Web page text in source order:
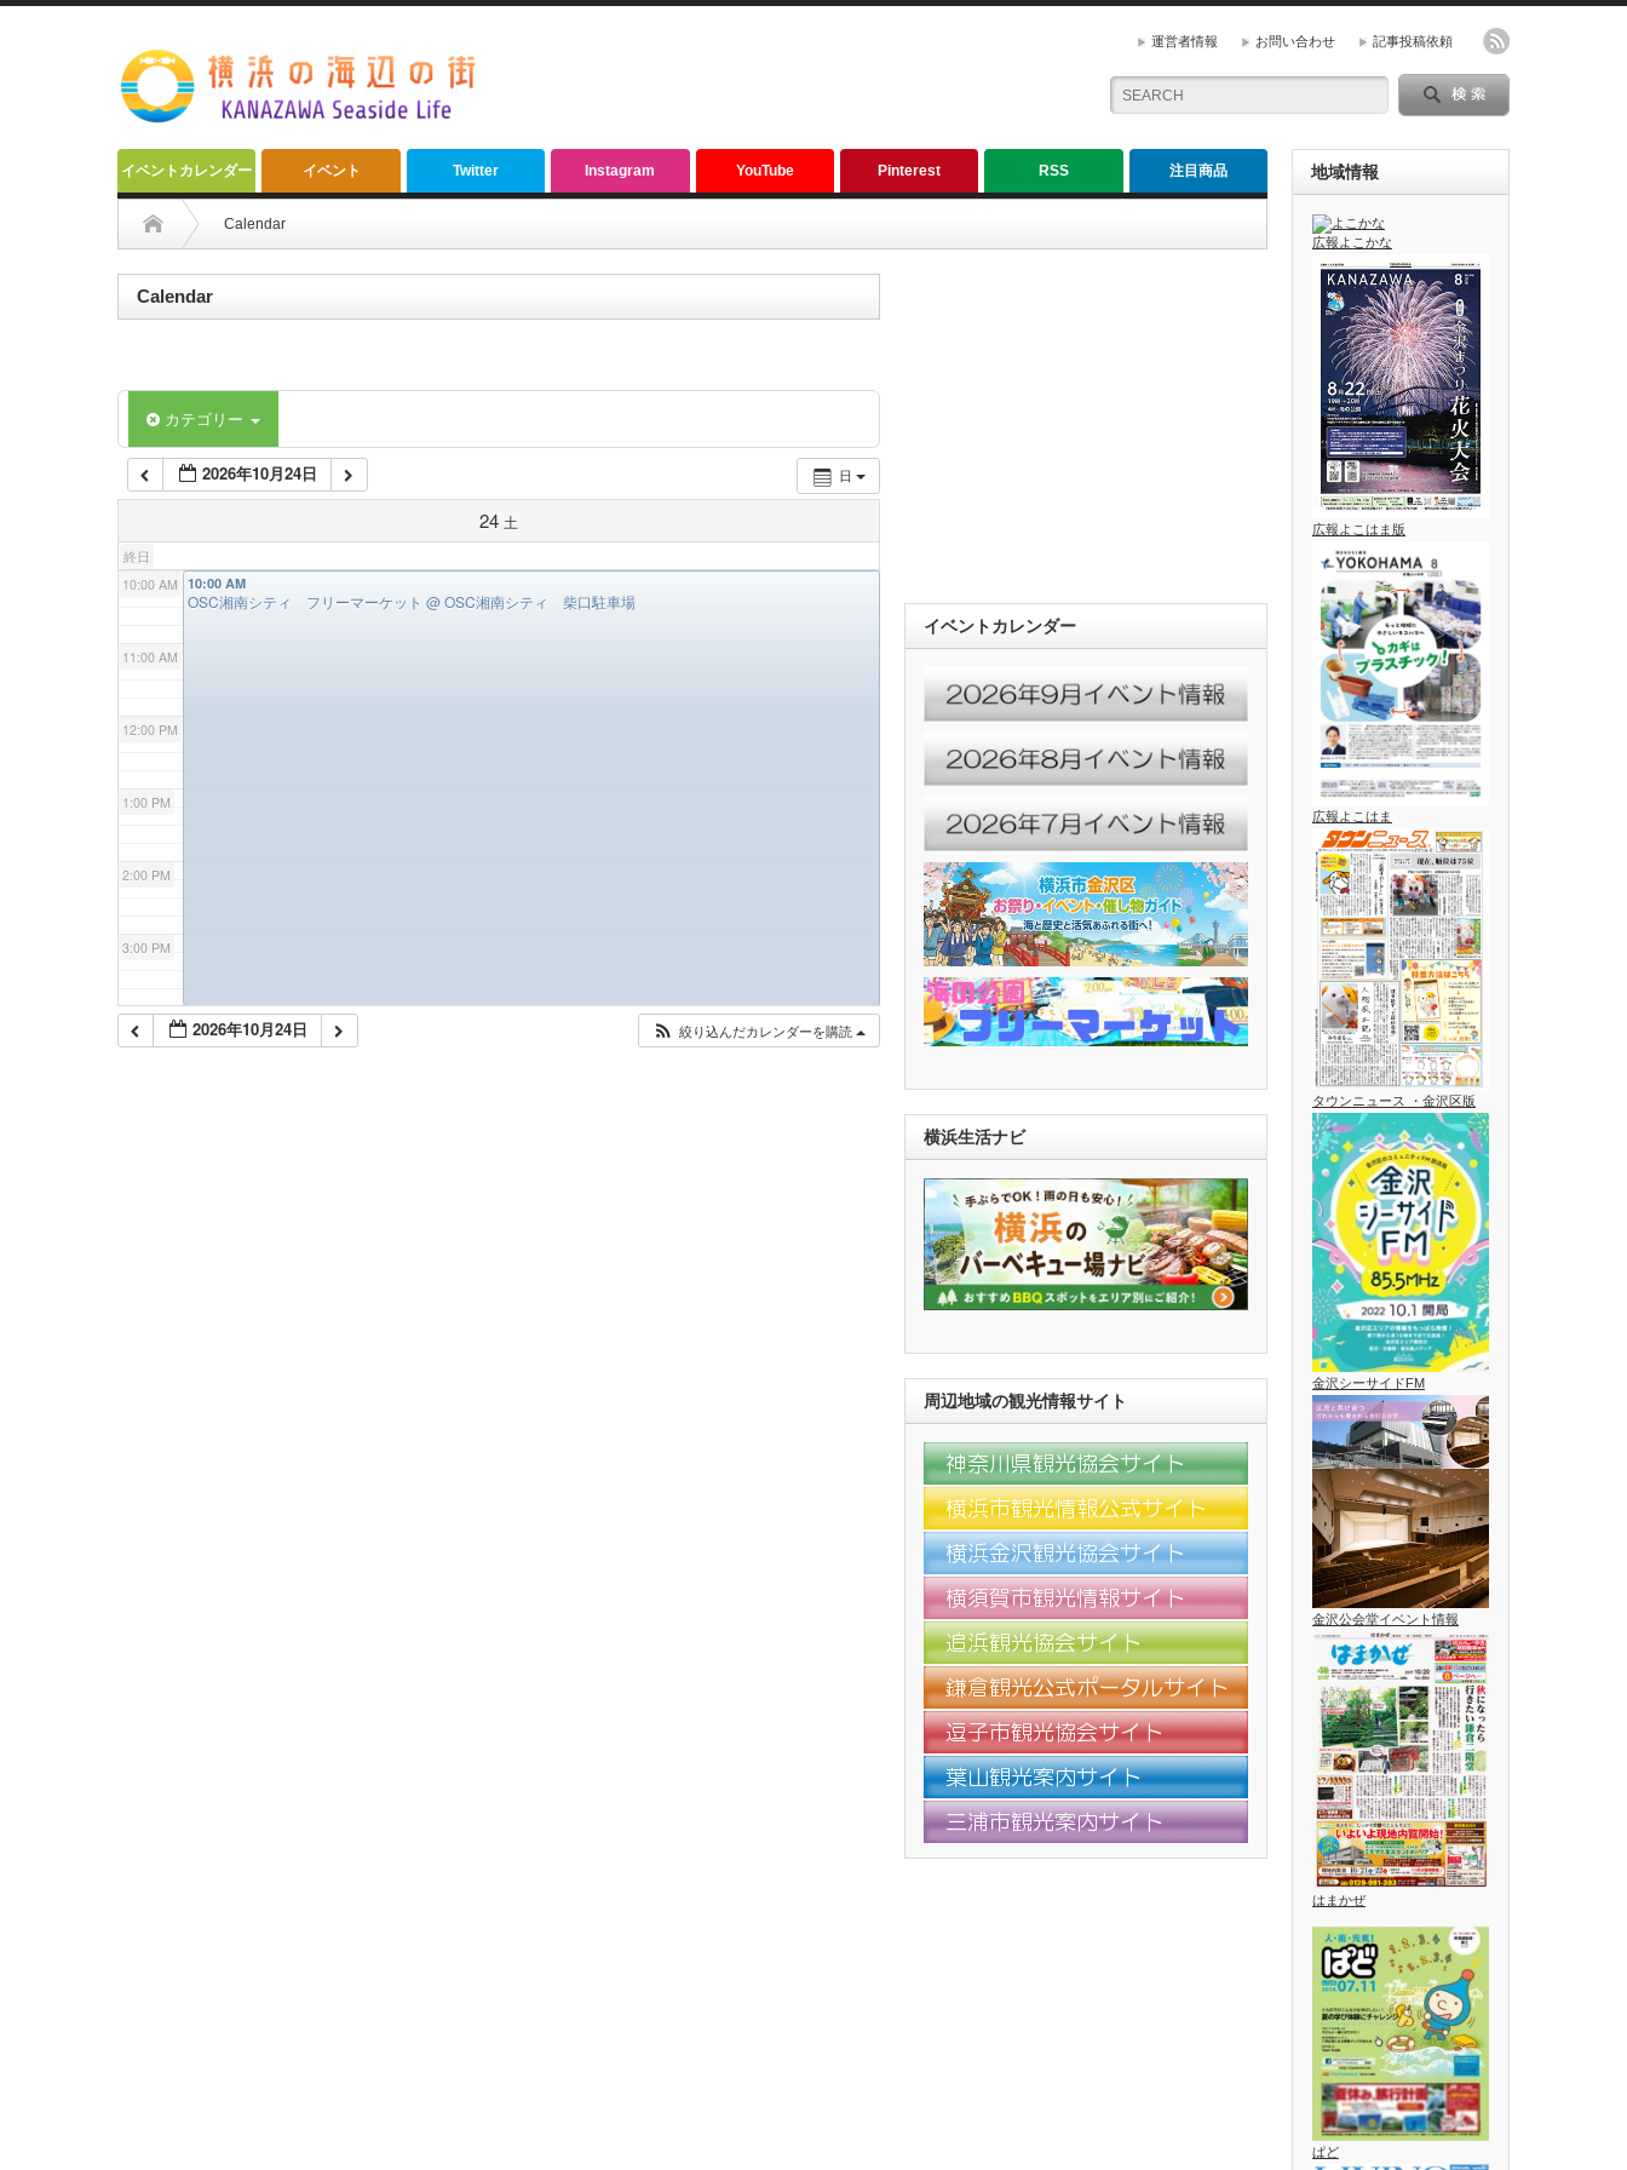
運営者情報 お問い合わせ 記事投稿依頼
イベントカレンダー イベント Twitter Instagram YouTube Pinterest RSS 注目商品
Calendar
Calendar
カテゴリー
日
2026年10月24日
24 土
終日
3:00 AM
4:00 AM
5:00 AM
6:00 AM
10:00 AM
11:00 AM
12:00 PM
1:00 PM
2:00 PM
3:00 PM
4:00 PM
10:00 AM
OSC湘南シティ フリーマーケット @ OSC湘南シティ 柴口駐車場
2026年10月24日 絞り込んだカレンダーを購読
イベントカレンダー
横浜生活ナビ
周辺地域の観光情報サイト
地域情報
広報よこかな
広報よこはま版
広報よこはま
タウンニュース ・金沢区版
金沢シーサイドFM
金沢公会堂イベント情報
はまかぜ
ぱど